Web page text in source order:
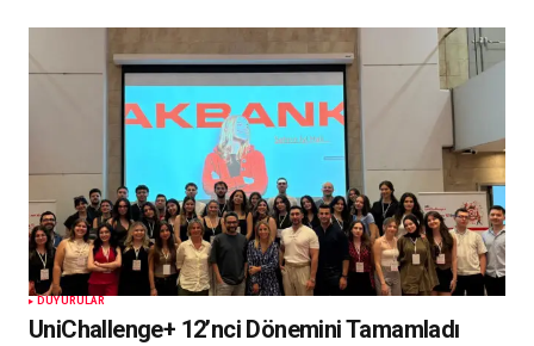
DUYURULAR
UniChallenge+ 12’nci Dönemini Tamamladı